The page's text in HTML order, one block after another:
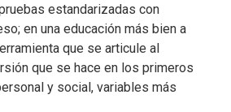
estandarizadas con
en una educación más bien a
que se articule al
que se hace en los primeros
y social, variables más